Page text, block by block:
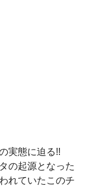
実態に迫る!!
の起源となった
れていたこのチ